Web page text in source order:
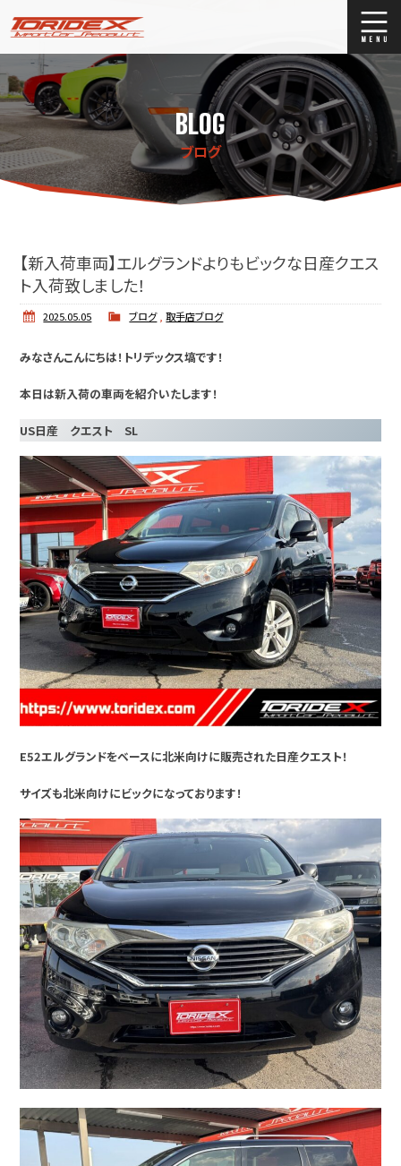
ブログ
Stock list
ストックリスト
買取
BLOG
ブログ
【新入荷車両】エルグランドよりもビックな日産クエス
ト入荷致しました！
2025.05.05 ブログ,取手店ブログ
みなさんこんにちは！トリデックス塙です！
本日は新入荷の車両を紹介いたします！
US日産 クエスト SL
E52エルグランドをベースに北米向けに販売された日産クエスト！
サイズも北米向けにビックになっております！